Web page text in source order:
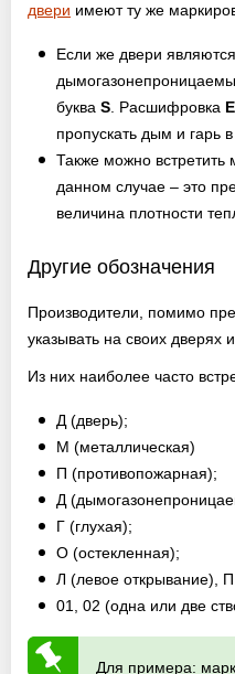
двери имеют ту же
Если же двери
буква S. Расшифровка
пропускать дым и гарь
Также можно встретить
данном случае – это
величина плотности
Другие обозначения
Производители, помимо
указывать на своих дверях
Из них наиболее часто
Д (дверь);
М (металлическая)
П (противопожарная);
Д
Г (глухая);
О (остекленная);
Л (левое открывание),
01, 02 (одна или две
Для примера: